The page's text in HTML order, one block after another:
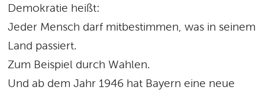
Demokratie heißt:
Jeder Mensch darf mitbestimmen, was in seinem
Land passiert.
Zum Beispiel durch Wahlen.
Und ab dem Jahr 1946 hat Bayern eine neue